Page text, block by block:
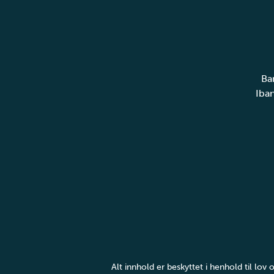
Alt innhold er beskyttet i henhold til lov